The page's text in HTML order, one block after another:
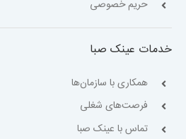
حریم خصوصی
خدمات عینک صبا
همکاری با سازمان‌ها
فرصت‌های شغلی
تماس با عینک صبا